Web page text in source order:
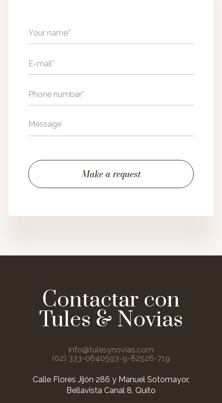
Contactar con
Tules & Novias
info@tulesynovias.com
(02) 333-0640593-9-82526-719
Calle Flores Jijón 286 y Manuel Sotomayor,
Bellavista Canal 8, Quito